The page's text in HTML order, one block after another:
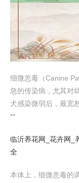
细微恙毒（Canine
急的传染病，尤其对
犬感染微弱后，最宽
**
临沂养花网_花卉网_
全
本体上，细微恙毒的